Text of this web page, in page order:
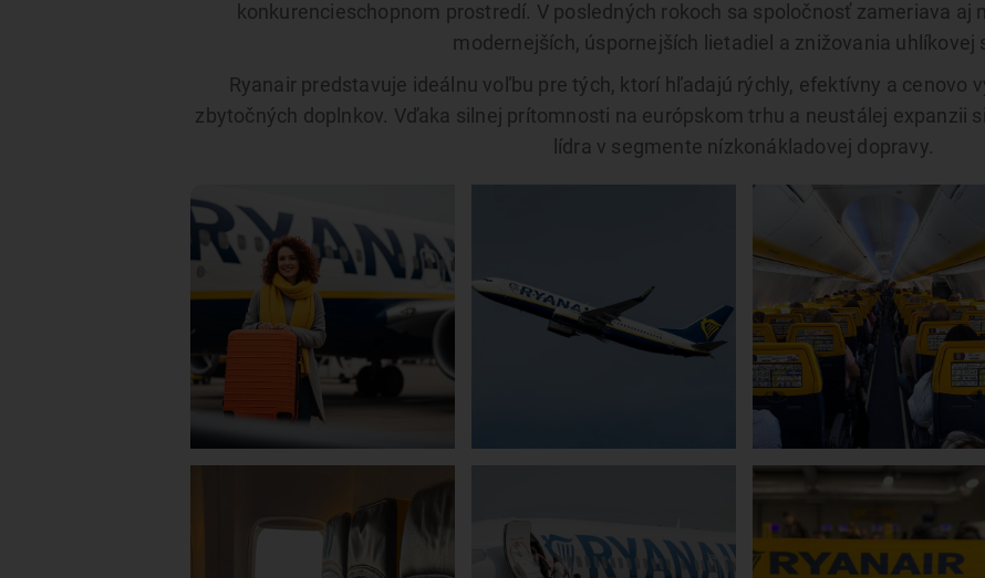
konkurencieschopnom prostredí. V posledných rokoch sa spoločnosť zameriava
modernejších, úspornejších lietadiel a znižovania uhlíkovej
Ryanair predstavuje ideálnu voľbu pre tých, ktorí hľadajú rýchly, efektívny a cenovo
zbytočných doplnkov. Vďaka silnej prítomnosti na európskom trhu a neustálej expanzii
lídra v segmente nízkonákladovej dopravy.